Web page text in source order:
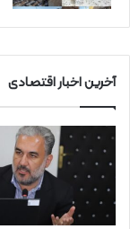
آخرین اخبار اقتصادی